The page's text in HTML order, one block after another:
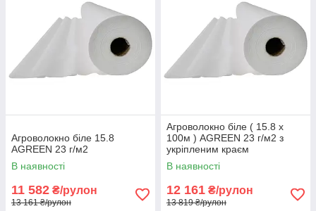
Агроволокно біле 15.8
AGREEN 23 г/м2
В наявності
11 582 ₴/рулон
13 161 ₴/рулон
Агроволокно біле ( 15.8 х
100м ) AGREEN 23 г/м2 з
укріпленим краєм
В наявності
12 161 ₴/рулон
13 819 ₴/рулон